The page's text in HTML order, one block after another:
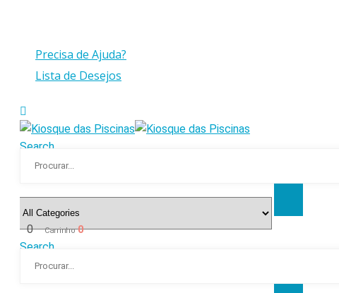
Precisa de Ajuda?
Lista de Desejos
Search
0 Carrinho0
Search